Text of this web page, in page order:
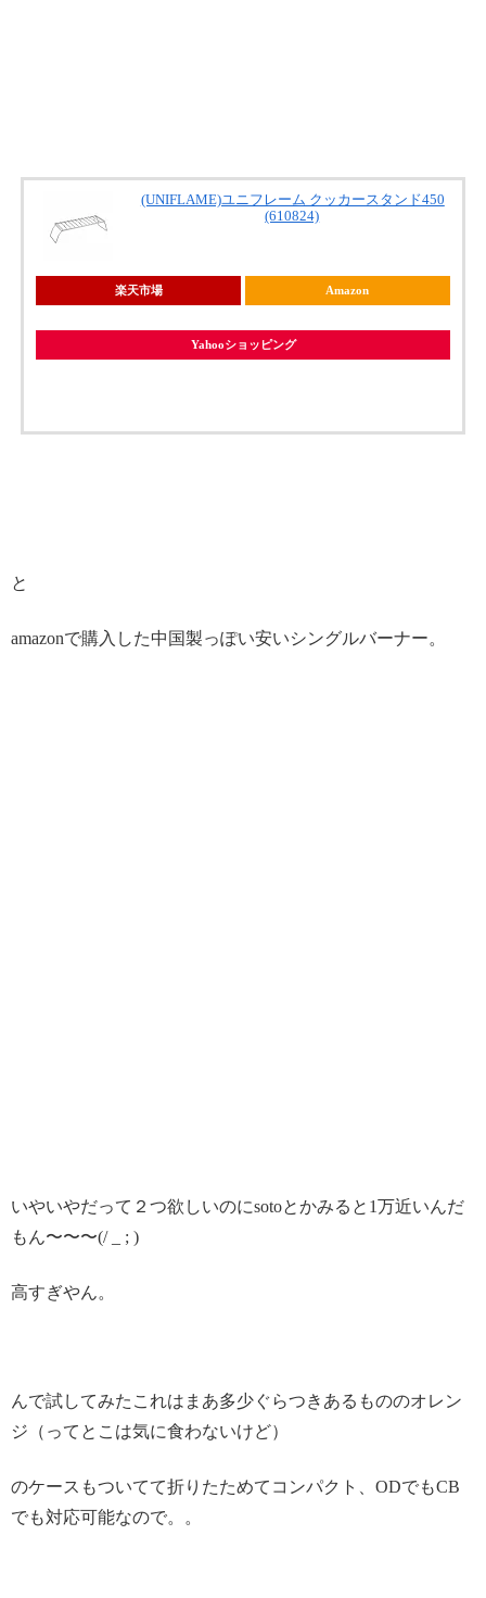
(UNIFLAME)ユニフレーム クッカースタンド450
(610824)
楽天市場 Amazon
Yahooショッピング
と
amazonで購入した中国製っぽい安いシングルバーナー。
いやいやだって２つ欲しいのにsotoとかみると1万近いんだ
もん〜〜〜(/ _ ; )
高すぎやん。
んで試してみたこれはまあ多少ぐらつきあるもののオレン
ジ（ってとこは気に食わないけど）
のケースもついてて折りたためてコンパクト、ODでもCB
でも対応可能なので。。